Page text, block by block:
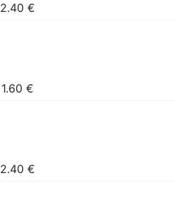
2.40 €
1.60 €
2.40 €